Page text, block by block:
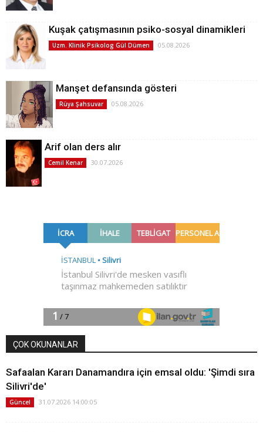
Kuşak çatışmasının psiko-sosyal dinamikleri
Uzm. Klinik Psikolog Gül Dümen 05.08.2026
Manşet defansında gösteri
Rüya Şahsuvar 05.08.2026
Arif olan ders alır
Cemil Kenar 30.07.2026
ÇOK OKUNANLAR
Safaalan Kararı Danamandıra için emsal oldu: 'Şimdi sıra
Silivri'de'
Güncel 31.07.2026 14:00:05